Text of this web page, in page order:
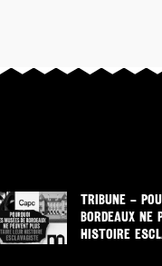
TRIBUNE –
BORDEAUX NE
HISTOIRE